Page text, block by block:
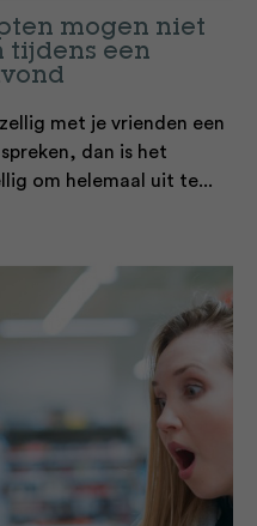
mogen niet
tijdens een
met je vrienden een
dan is het
om helemaal uit te...